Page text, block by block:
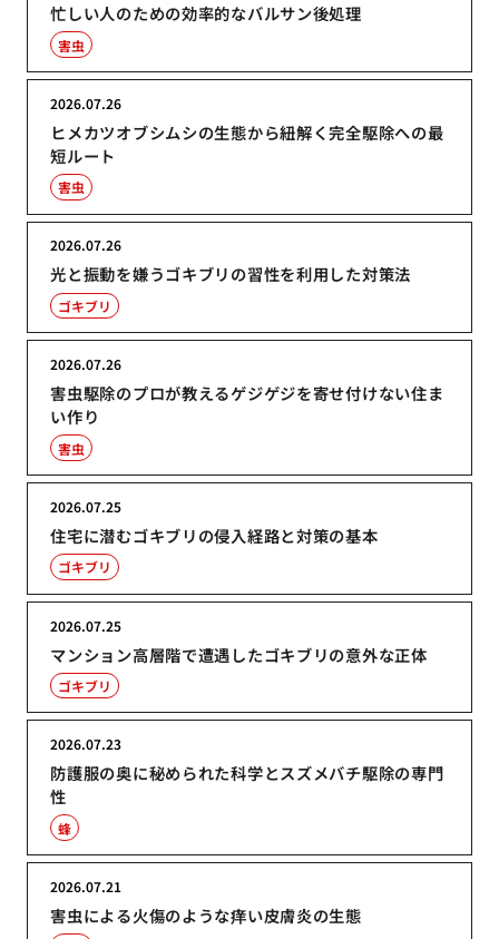
忙しい人のための効率的なバルサン後処理
害虫
ヒメカツオブシムシの生態から紐解く完全駆除への最
短ルート
2026.07.26
害虫
光と振動を嫌うゴキブリの習性を利用した対策法
2026.07.26
ゴキブリ
害虫駆除のプロが教えるゲジゲジを寄せ付けない住ま
い作り
2026.07.26
害虫
住宅に潜むゴキブリの侵入経路と対策の基本
2026.07.25
ゴキブリ
マンション高層階で遭遇したゴキブリの意外な正体
2026.07.25
ゴキブリ
防護服の奥に秘められた科学とスズメバチ駆除の専門
性
2026.07.23
蜂
害虫による火傷のような痒い皮膚炎の生態
2026.07.21